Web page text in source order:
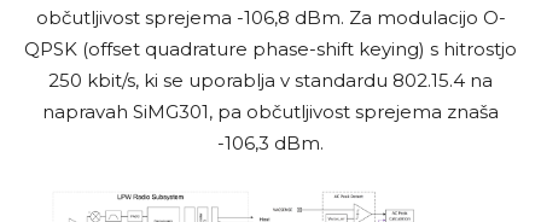
občutljivost sprejema -106,8 dBm. Za modulacijo O-
QPSK (offset quadrature phase-shift keying) s hitrostjo
250 kbit/s, ki se uporablja v standardu 802.15.4 na
napravah SiMG301, pa občutljivost sprejema znaša
-106,3 dBm.